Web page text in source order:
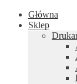
Główna
Sklep